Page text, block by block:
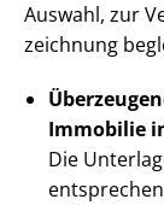
Auswahl, zur
zeich­nung
Immobilie
Die